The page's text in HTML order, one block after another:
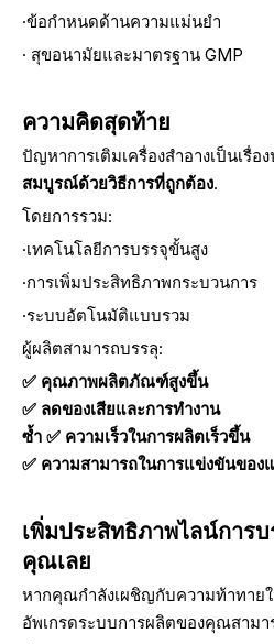
·ข้อกำหนดด้านความแม่นยำ
· สุขอนามัยและมาตรฐาน GMP
ความคิดสุดท้าย
ปัญหาการเติมเครื่องสำอางเป็นเรื่อ
สมบูรณ์ด้วยวิธีการที่ถูกต้อง.
โดยการรวม:
·เทคโนโลยีการบรรจุขั้นสูง
·การเพิ่มประสิทธิภาพกระบวนการ
·ระบบอัตโนมัติแบบรวม
ผู้ผลิตสามารถบรรลุ:
✅ คุณภาพผลิตภัณฑ์สูงขึ้น
✅ ลดของเสียและการทำงาน
ซ้ำ ✅ ความเร็วในการผลิตเร็วขึ้น
✅ ความสามารถในการแข่งขันขอ
เพิ่มประสิทธิภาพไลน์การบ
คุณเลย
หากคุณกำลังเผชิญกับความท้าทายใ
อัพเกรดระบบการผลิตของคุณสาม